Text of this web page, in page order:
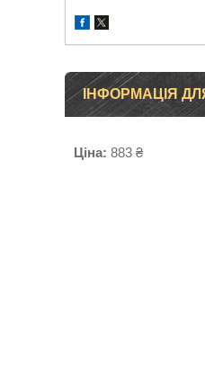
ІНФОРМАЦІЯ
Ціна: 883 ₴